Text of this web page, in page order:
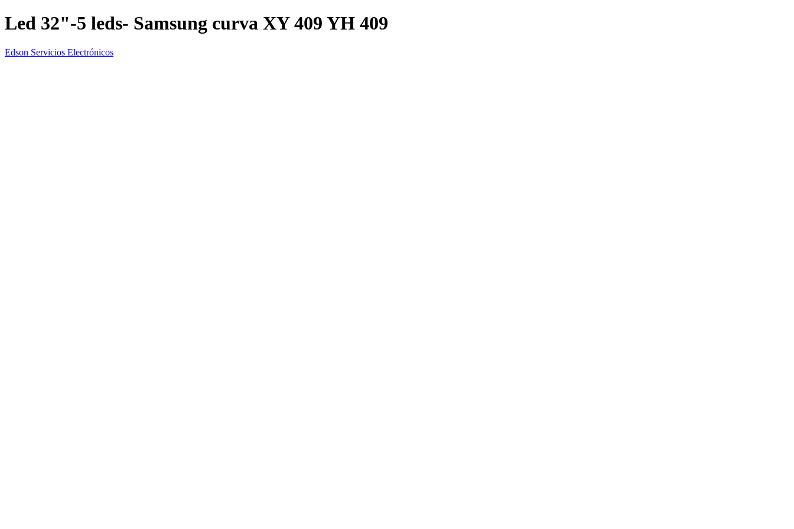
Led 32"-5 leds- Samsung curva XY 409 YH 409
Edson Servicios Electrónicos